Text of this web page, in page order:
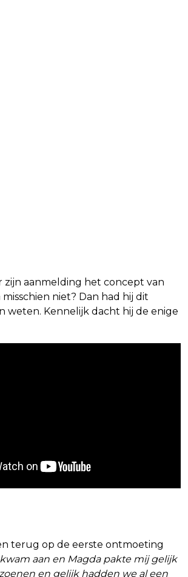
zijn aanmelding het concept van
niet? Dan had hij dit
weten. Kennelijk dacht hij de enige
terug op de eerste ontmoeting
aan en Magda pakte mij gelijk
en gelijk hadden we al een